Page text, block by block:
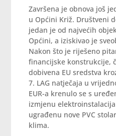
Završena je obnova još
u Općini Križ. Društveni
jedan je od najvećih
Općini, a iziskivao je
Nakon što je riješeno
financijske konstrukcije,
dobivena EU sredstva
7. LAG natječaja u
EUR-a krenulo se s
izmjenu
ugrađenu nove PVC
klima.